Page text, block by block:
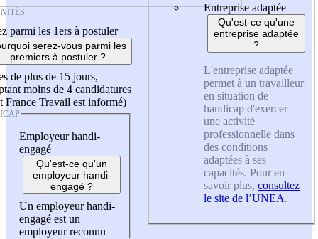
parmi les 1ers à postuler
serez-vous parmi les
premiers à postuler ?
de plus de 15 jours,
moins de 4 candidatures
France Travail est informé)
Employeur handi-
engagé
Qu'est-ce qu'un
employeur handi-
engagé ?
Un employeur handi-
engagé est un
employeur reconnu
Entreprise adaptée
Qu'est-ce qu'une
entreprise adaptée
?
L'entreprise adaptée
permet à un travailleur
en situation de
handicap d'exercer
une activité
professionnelle dans
des conditions
adaptées à ses
capacités. Pour en
savoir plus, consultez
le site de l’UNEA.